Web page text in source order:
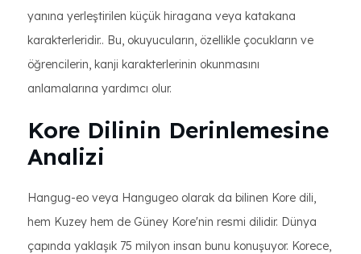
yanına yerleştirilen küçük hiragana veya katakana
karakterleridir.. Bu, okuyucuların, özellikle çocukların ve
öğrencilerin, kanji karakterlerinin okunmasını
anlamalarına yardımcı olur.
Kore Dilinin Derinlemesine
Analizi
Hangug-eo veya Hangugeo olarak da bilinen Kore dili,
hem Kuzey hem de Güney Kore'nin resmi dilidir. Dünya
çapında yaklaşık 75 milyon insan bunu konuşuyor. Korece,